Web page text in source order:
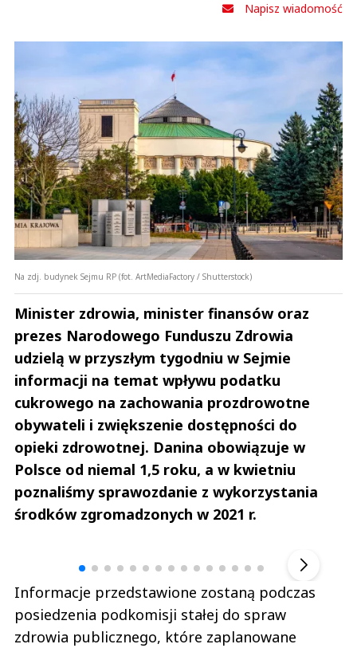
Napisz wiadomość
Na zdj. budynek Sejmu RP (fot. ArtMediaFactory / Shutterstock)
Minister zdrowia, minister finansów oraz
prezes Narodowego Funduszu Zdrowia
udzielą w przyszłym tygodniu w Sejmie
informacji na temat wpływu podatku
cukrowego na zachowania prozdrowotne
obywateli i zwiększenie dostępności do
opieki zdrowotnej. Danina obowiązuje w
Polsce od niemal 1,5 roku, a w kwietniu
poznaliśmy sprawozdanie z wykorzystania
środków zgromadzonych w 2021 r.
Informacje przedstawione zostaną podczas
posiedzenia podkomisji stałej do spraw
zdrowia publicznego, które zaplanowane